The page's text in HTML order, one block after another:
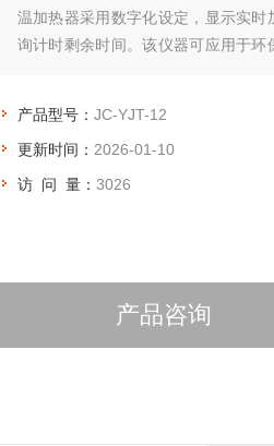
温加热器采用数字化设定，显示实
询计时剩余时间。该仪器可应用于环
产品型号： JC-YJT-12
更新时间： 2026-01-10
访 问 量： 3026
产品咨询